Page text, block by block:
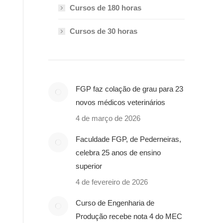
Cursos de 180 horas
Cursos de 30 horas
FGP faz colação de grau para 23
novos médicos veterinários
4 de março de 2026
Faculdade FGP, de Pederneiras,
celebra 25 anos de ensino
superior
4 de fevereiro de 2026
Curso de Engenharia de
Produção recebe nota 4 do MEC